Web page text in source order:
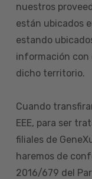
nuestros
están ubicados
estando
información con
dicho territorio.
Cuando
EEE, para ser
filiales de
haremos de
2016/679 del